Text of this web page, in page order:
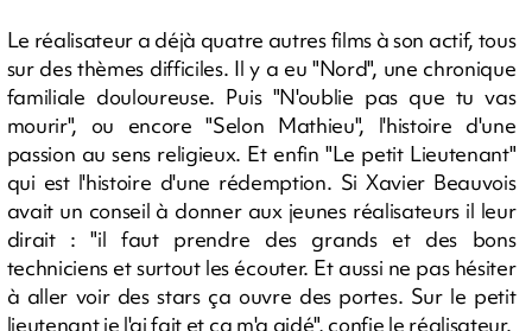
Le réalisateur a déjà quatre autres films à son actif, tous
sur des thèmes difficiles. Il y a eu "Nord", une chronique
familiale douloureuse. Puis "N'oublie pas que tu vas
mourir", ou encore "Selon Mathieu", l'histoire d'une
passion au sens religieux. Et enfin "Le petit Lieutenant"
qui est l'histoire d'une rédemption. Si Xavier Beauvois
avait un conseil à donner aux jeunes réalisateurs il leur
dirait : "il faut prendre des grands et des bons
techniciens et surtout les écouter. Et aussi ne pas hésiter
à aller voir des stars ça ouvre des portes. Sur le petit
lieutenant je l'ai fait et ça m'a aidé", confie le réalisateur.